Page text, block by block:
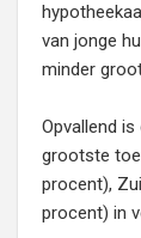
van jonge
minder
Opvallend
grootste
procent),
procent) in